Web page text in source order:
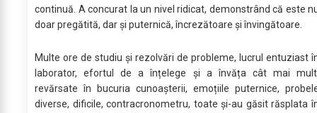
continuă. A concurat la un nivel ridicat, demonstrând că este
doar pregătită, dar și puternică, încrezătoare și învingătoare.
Multe ore de studiu și rezolvări de probleme, lucrul entuziast
laborator, efortul de a înțelege și a învăța cât mai
revărsate în bucuria cunoașterii, emoțiile puternice,
diverse, dificile, contracronometru, toate și-au găsit răsplata